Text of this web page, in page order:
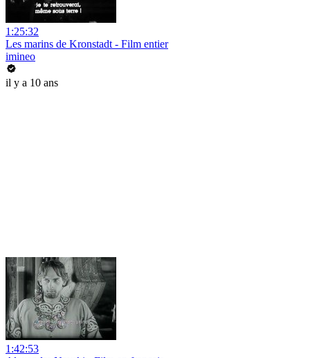
1:25:32
Les marins de Kronstadt - Film entier
imineo
il y a 10 ans
1:42:53